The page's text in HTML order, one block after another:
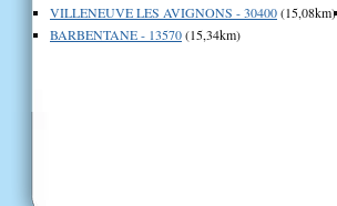
VILLENEUVE LES AVIGNONS - 30400(15,08km)
BARBENTANE - 13570(15,34km)